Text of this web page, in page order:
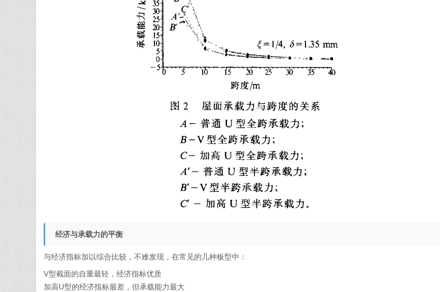
经济与承载力的平衡
与经济指标加以综合比较，不难发现，在常见的几种板型中：
V型截面的自重最轻，经济指标优质
加高U型的经济指标最差，但承载能力最大